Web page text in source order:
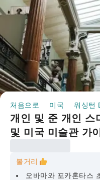
처음으로 미국 워싱턴
개인 및 준 개인 스
및 미국 미술관 가
볼거리
오바마와 포카혼타스